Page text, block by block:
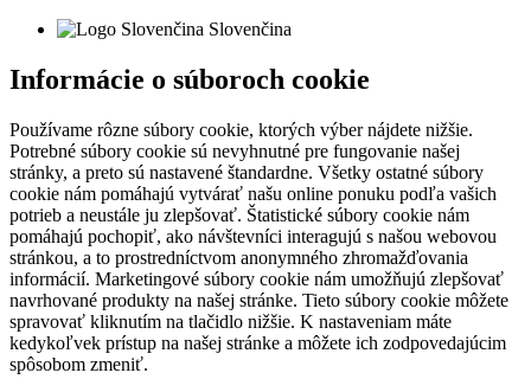
Slovenčina
Informácie o súboroch cookie
Používame rôzne súbory cookie, ktorých výber nájdete nižšie.
Potrebné súbory cookie sú nevyhnutné pre fungovanie našej
stránky, a preto sú nastavené štandardne. Všetky ostatné súbory
cookie nám pomáhajú vytvárať našu online ponuku podľa vašich
potrieb a neustále ju zlepšovať. Štatistické súbory cookie nám
pomáhajú pochopiť, ako návštevníci interagujú s našou webovou
stránkou, a to prostredníctvom anonymného zhromažďovania
informácií. Marketingové súbory cookie nám umožňujú zlepšovať
navrhované produkty na našej stránke. Tieto súbory cookie môžete
spravovať kliknutím na tlačidlo nižšie. K nastaveniam máte
kedykoľvek prístup na našej stránke a môžete ich zodpovedajúcim
spôsobom zmeniť.